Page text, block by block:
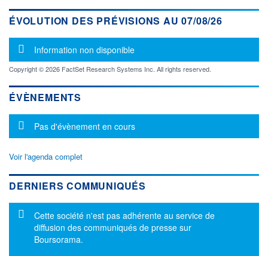
ÉVOLUTION DES PRÉVISIONS AU 07/08/26
Message d'information
Information non disponible
Copyright © 2026 FactSet Research Systems Inc. All rights reserved.
ÉVÈNEMENTS
Message d'information
Pas d'évènement en cours
Voir l'agenda complet
DERNIERS COMMUNIQUÉS
Message d'information
Cette société n'est pas adhérente au service de
diffusion des communiqués de presse sur
Boursorama.